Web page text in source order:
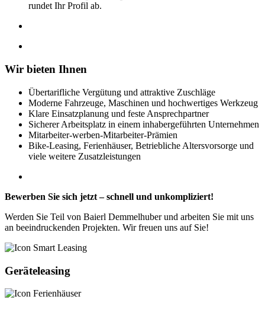
rundet Ihr Profil ab.
Wir bieten Ihnen
Übertarifliche Vergütung und attraktive Zuschläge
Moderne Fahrzeuge, Maschinen und hochwertiges Werkzeug
Klare Einsatzplanung und feste Ansprechpartner
Sicherer Arbeitsplatz in einem inhabergeführten Unternehmen
Mitarbeiter-werben-Mitarbeiter-Prämien
Bike-Leasing, Ferienhäuser, Betriebliche Altersvorsorge und
viele weitere Zusatzleistungen
Bewerben Sie sich jetzt – schnell und unkompliziert!
Werden Sie Teil von Baierl Demmelhuber und arbeiten Sie mit uns
an beeindruckenden Projekten. Wir freuen uns auf Sie!
Geräteleasing